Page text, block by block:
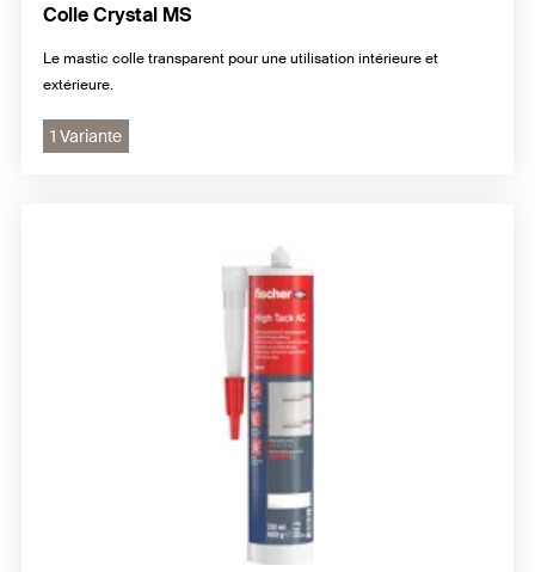
Colle Crystal MS
Le mastic colle transparent pour une utilisation intérieure et
extérieure.
1 Variante